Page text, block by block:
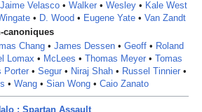
Jaime Velasco‎‎• Walker• Wesley• Kale West
• D. Wood • Eugene Yate• Van Zandt
canoniques
Chang• James Dessen• Geoff• Roland
Lomax • McLees • Thomas Meyer•
Tomas
Porter • Segur • Niraj Shah • Russel Tinnier •
• Wang• Sian Wong• Caio Zanato